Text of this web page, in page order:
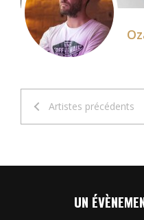
Artistes précédents
UN